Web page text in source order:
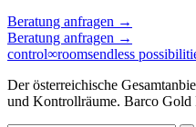
Beratung anfragen →
Beratung anfragen →
control∞roomsendless
Der österreichische
und Kontrollräume. Barco Gold